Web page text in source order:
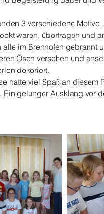
3 verschiedene
waren, übertragen und
alle im Brennofen gebrannt
Ösen versehen und
dekoriert.
hatte viel Spaß an diesem
Ein gelunger Ausklang vor